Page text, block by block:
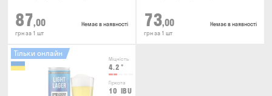
87,00
грн за 1 шт
Немає в наявності 73,00
грн за 1 шт
Немає в наявності
Міцність
4.2 °
Гіркота
10 IBU
Тільки онлайн